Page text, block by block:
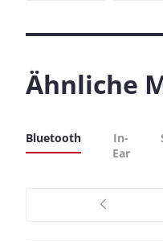
Ähnliche
Bluetooth
In-
Ear